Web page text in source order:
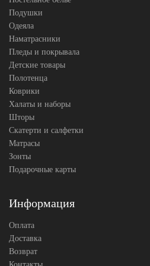
Производитель
Подушки
Одеяла
Наматрасники
Пледы и покрывала
Детские товары
Полотенца
Коврики
Халаты и наборы
Шторы
Скатерти и салфетки
Матрасы
Зонты
Подарочные карты
Информация
Оплата
Доставка
Возврат